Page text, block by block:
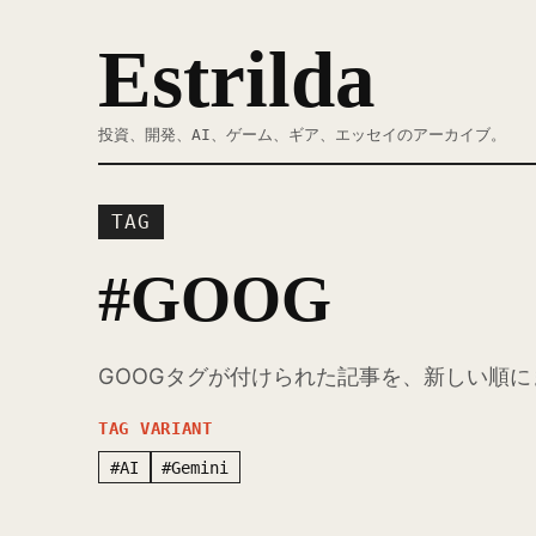
Estrilda
投資、開発、AI、ゲーム、ギア、エッセイのアーカイブ。
TAG
#GOOG
GOOGタグが付けられた記事を、新しい順に
TAG VARIANT
#AI #Gemini